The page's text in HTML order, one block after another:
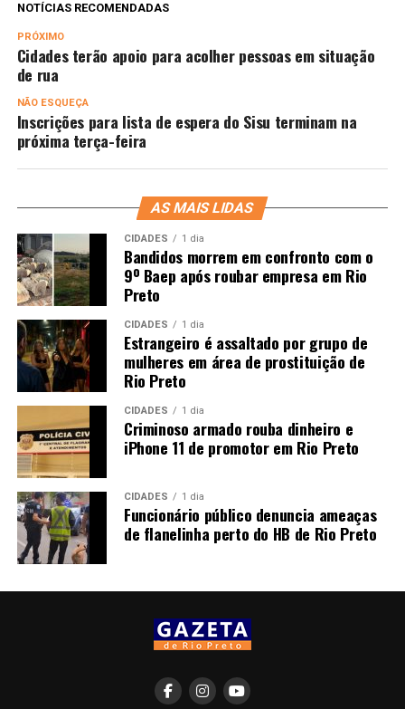
NOTÍCIAS RECOMENDADAS
PRÓXIMO
Cidades terão apoio para acolher pessoas em situação
de rua
NÃO ESQUEÇA
Inscrições para lista de espera do Sisu terminam na
próxima terça-feira
AS MAIS LIDAS
CIDADES 1 dia
Bandidos morrem em confronto com o
9º Baep após roubar empresa em Rio
Preto
CIDADES 1 dia
Estrangeiro é assaltado por grupo de
mulheres em área de prostituição de
Rio Preto
CIDADES 1 dia
Criminoso armado rouba dinheiro e
iPhone 11 de promotor em Rio Preto
CIDADES 1 dia
Funcionário público denuncia ameaças
de flanelinha perto do HB de Rio Preto